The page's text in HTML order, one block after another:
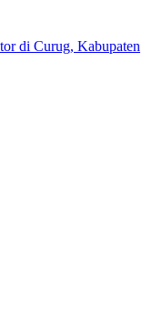
di Curug, Kabupaten